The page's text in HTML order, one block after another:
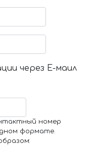
через Е-маил
номер
формате.